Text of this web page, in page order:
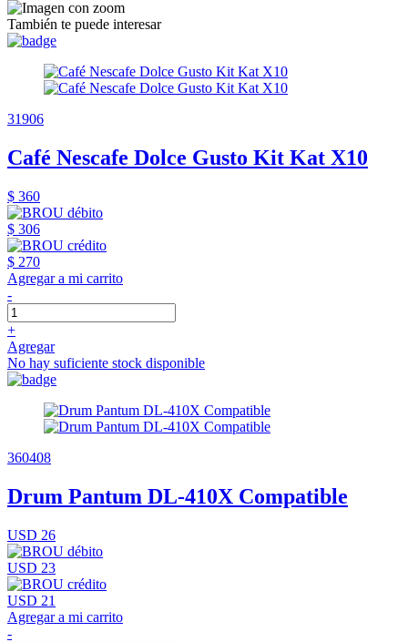
También te puede interesar
31906
Café Nescafe Dolce Gusto Kit Kat X10
$ 360
$ 306
$ 270
Agregar a mi carrito
-
+
Agregar
No hay suficiente stock disponible
360408
Drum Pantum DL-410X Compatible
USD 26
USD 23
USD 21
Agregar a mi carrito
-